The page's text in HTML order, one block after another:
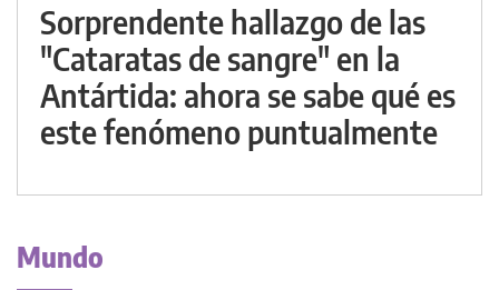
Sorprendente hallazgo de las
"Cataratas de sangre" en la
Antártida: ahora se sabe qué es
este fenómeno puntualmente
Mundo